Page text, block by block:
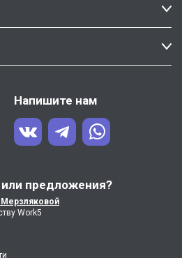
Напишите нам
предложения?
Мерзляковой
Work5